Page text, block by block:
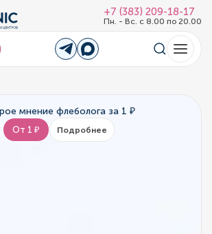
+7 (383) 209-18-17
Пн. - Вс. с 8.00 по 20.00
мнение флеболога за 1 ₽
От 1 ₽ Подробнее